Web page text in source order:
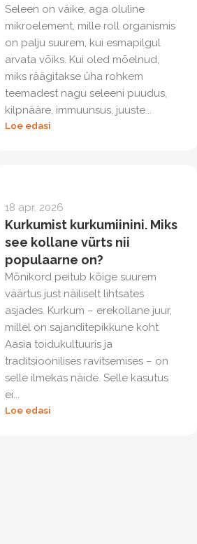
Seleen on väike, aga oluline
mikroelement, mille roll organismis
on palju suurem, kui esmapilgul
arvata võiks. Kui oled mõelnud,
miks räägitakse üha rohkem
teemadest nagu seleeni puudus,
kilpnääre, immuunsus, juuste...
Loe edasi
18 apr. 2026
Kurkumist kurkumiinini. Miks
see kollane vürts nii
populaarne on?
Mõnikord peitub kõige suurem
väärtus just näiliselt lihtsates
asjades. Kurkum – erekollane juur,
millel on sajanditepikkune koht
Aasia toidukultuuris ja
traditsioonilises ravitsemises – on
selle ilmekas näide. Selle kasutus
ei...
Loe edasi